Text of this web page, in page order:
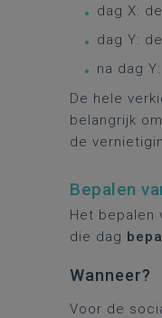
dag X:
dag Y:
na dag
De hele
belangrijk
de
Bepalen
Het bepalen
die dag
Wanneer?
Voor de